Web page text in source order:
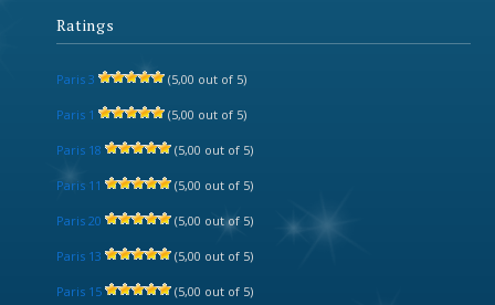
Ratings
Paris 3 (5,00 out of 5)
Paris 1 (5,00 out of 5)
Paris 18 (5,00 out of 5)
Paris 11 (5,00 out of 5)
Paris 20 (5,00 out of 5)
Paris 13 (5,00 out of 5)
Paris 15 (5,00 out of 5)